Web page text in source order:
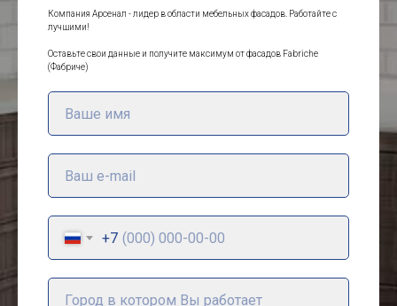
Компания Арсенал - лидер в области мебельных фасадов. Работайте с
лучшими!
Оставьте свои данные и получите максимум от фасадов Fabriche
(Фабриче)
+7